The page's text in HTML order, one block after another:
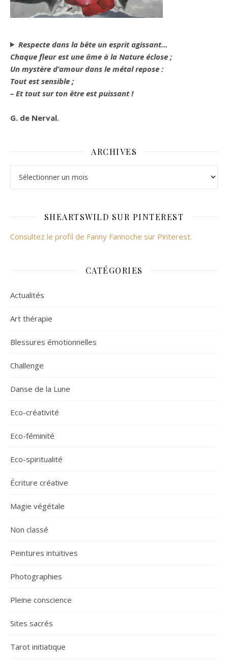
Respecte dans la bête un esprit agissant…
Chaque fleur est une âme à la Nature éclose ;
Un mystère d’amour dans le métal repose :
Tout est sensible ;
– Et tout sur ton être est puissant !
G. de Nerval.
ARCHIVES
SHEARTSWILD SUR PINTEREST
Consultez le profil de Fanny Fannoche sur Pinterest.
CATÉGORIES
Actualités
Art thérapie
Blessures émotionnelles
Challenge
Danse de la Lune
Eco-créativité
Eco-féminité
Eco-spiritualité
Écriture créative
Magie végétale
Non classé
Peintures intuitives
Photographies
Pleine conscience
Sites sacrés
Tarot initiatique